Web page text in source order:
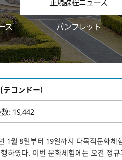
正規課程ニュース
ス パンフレット
コンドー）
: 19,442
1월 8일부터 19일까지 다목적문화체
하였다. 이번 문화체험에는 오전 정규